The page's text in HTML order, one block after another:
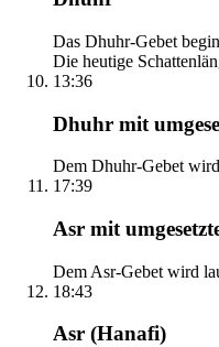
Das Dhuhr-Gebet
Die heutige
13:36
Dhuhr mit
Dem Dhuhr-Gebet
17:39
Asr mit
Dem Asr-Gebet wird
18:43
Asr (Hanafi)